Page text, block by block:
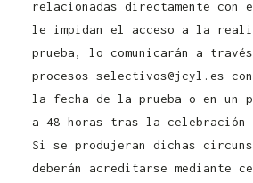
relacionadas directamente con
le impidan el acceso a la
prueba, lo comunicarán a
procesos selectivos@jcyl.es
la fecha de la prueba o en un
a 48 horas tras la celebración
Si se produjeran dichas
deberán acreditarse mediante